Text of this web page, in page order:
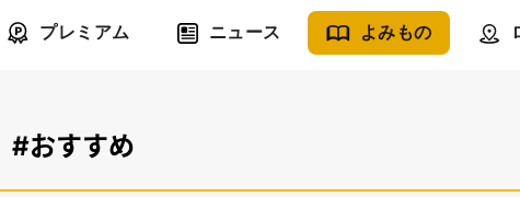
プレミアム ニュース よみもの
#おすすめ